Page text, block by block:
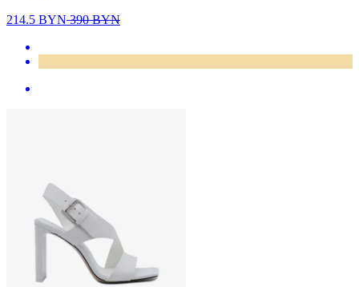
214.5 BYN390BYN